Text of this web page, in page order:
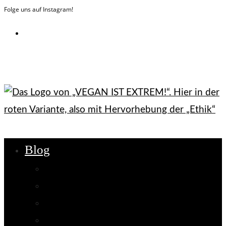
Zum
Folge uns auf Instagram!
Blog